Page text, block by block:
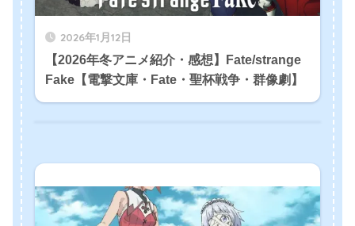
2026年1月12日
【2026年冬アニメ紹介・感想】Fate/strange
Fake【電撃文庫・Fate・聖杯戦争・群像劇】